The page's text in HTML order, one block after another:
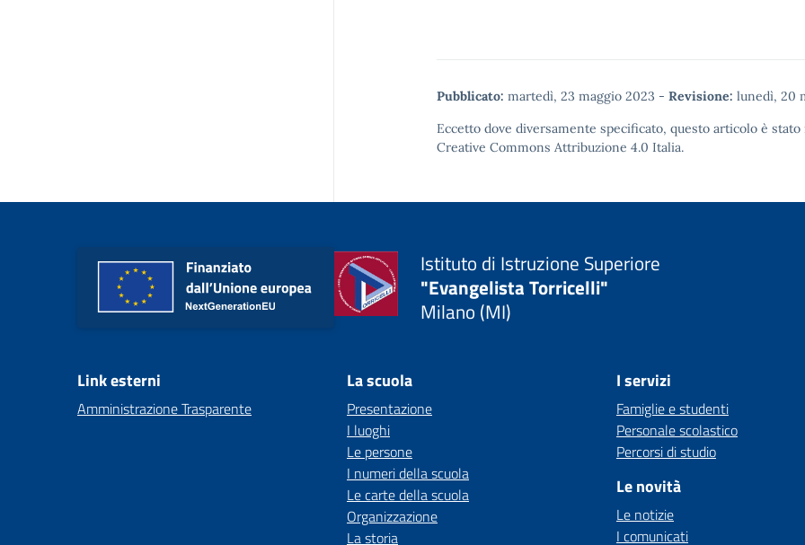
Pubblicato: martedì, 23 maggio 2023 - Revisione: lunedì, 20
Eccetto dove diversamente specificato, questo articolo è
Creative Commons Attribuzione 4.0 Italia.
Istituto di Istruzione Superiore
"Evangelista Torricelli"
Milano (MI)
Link esterni
Amministrazione Trasparente
La scuola
Presentazione
I luoghi
Le persone
I numeri della scuola
Le carte della scuola
Organizzazione
La storia
I servizi
Famiglie e studenti
Personale scolastico
Percorsi di studio
Le novità
Le notizie
I comunicati